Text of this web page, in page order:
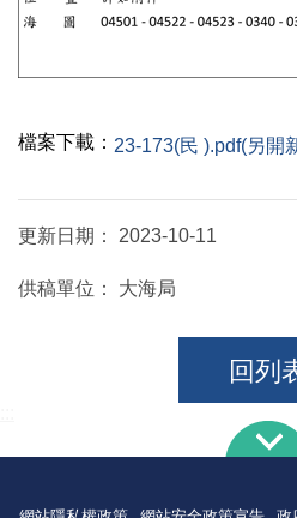
檔案下載： 23-173(民 ).pdf(另開
更新日期： 2023-10-11
供稿單位： 大海局
回列